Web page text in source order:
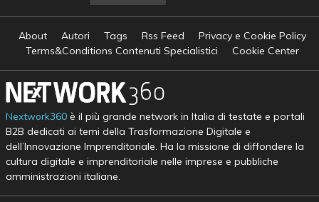
About Autori Tags Rss Feed
Privacy e Cookie Policy
Terms&Conditions Contenuti Specialistici
Cookie Center
Nextwork360è il più grande network in Italia di testate e portali
B2B dedicati ai temi della Trasformazione Digitale e
dell’Innovazione Imprenditoriale. Ha la missione di diffondere la
cultura digitale e imprenditoriale nelle imprese e pubbliche
amministrazioni italiane.